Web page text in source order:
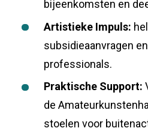
bijeenkomsten en
Artistieke Impuls:
subsidieaanvragen
professionals.
Praktische Support:
de
stoelen voor